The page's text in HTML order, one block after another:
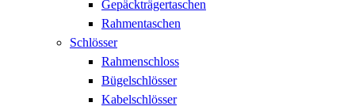
Gepäckträgertaschen
Rahmentaschen
Schlösser
Rahmenschloss
Bügelschlösser
Kabelschlösser